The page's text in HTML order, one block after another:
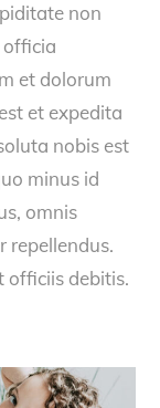
non
officia
et dolorum
et expedita
nobis est
minus id
omnis
repellendus.
officiis debitis.